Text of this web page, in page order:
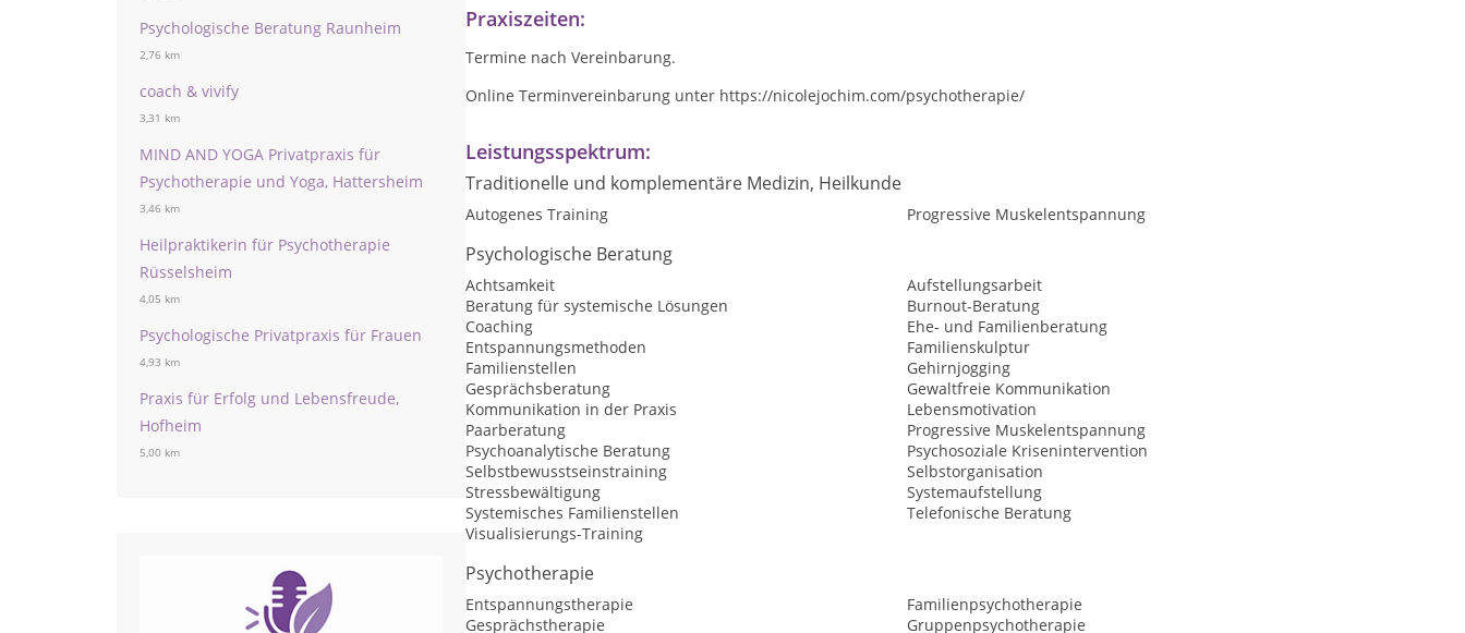
Psychologische Beratung Raunheim
2,76 km
coach & vivify
3,31 km
MIND AND YOGA Privatpraxis für
Psychotherapie und Yoga, Hattersheim
3,46 km
Heilpraktikerin für Psychotherapie
Rüsselsheim
4,05 km
Psychologische Privatpraxis für Frauen
4,93 km
Praxis für Erfolg und Lebensfreude,
Hofheim
5,00 km
Praxiszeiten:
Termine nach Vereinbarung.
Online Terminvereinbarung unter https://nicolejochim.com/psychotherapie/
Leistungsspektrum:
Traditionelle und komplementäre Medizin, Heilkunde
Autogenes Training Progressive Muskelentspannung
Psychologische Beratung
Achtsamkeit
Aufstellungsarbeit
Beratung für systemische Lösungen
Burnout-Beratung
Coaching
Ehe- und Familienberatung
Entspannungsmethoden
Familienskulptur
Familienstellen
Gehirnjogging
Gesprächsberatung
Gewaltfreie Kommunikation
Kommunikation in der Praxis
Lebensmotivation
Paarberatung
Progressive Muskelentspannung
Psychoanalytische Beratung
Psychosoziale Krisenintervention
Selbstbewusstseinstraining
Selbstorganisation
Stressbewältigung
Systemaufstellung
Systemisches Familienstellen
Telefonische Beratung
Visualisierungs-Training
Psychotherapie
Entspannungstherapie
Familienpsychotherapie
Gesprächstherapie
Gruppenpsychotherapie